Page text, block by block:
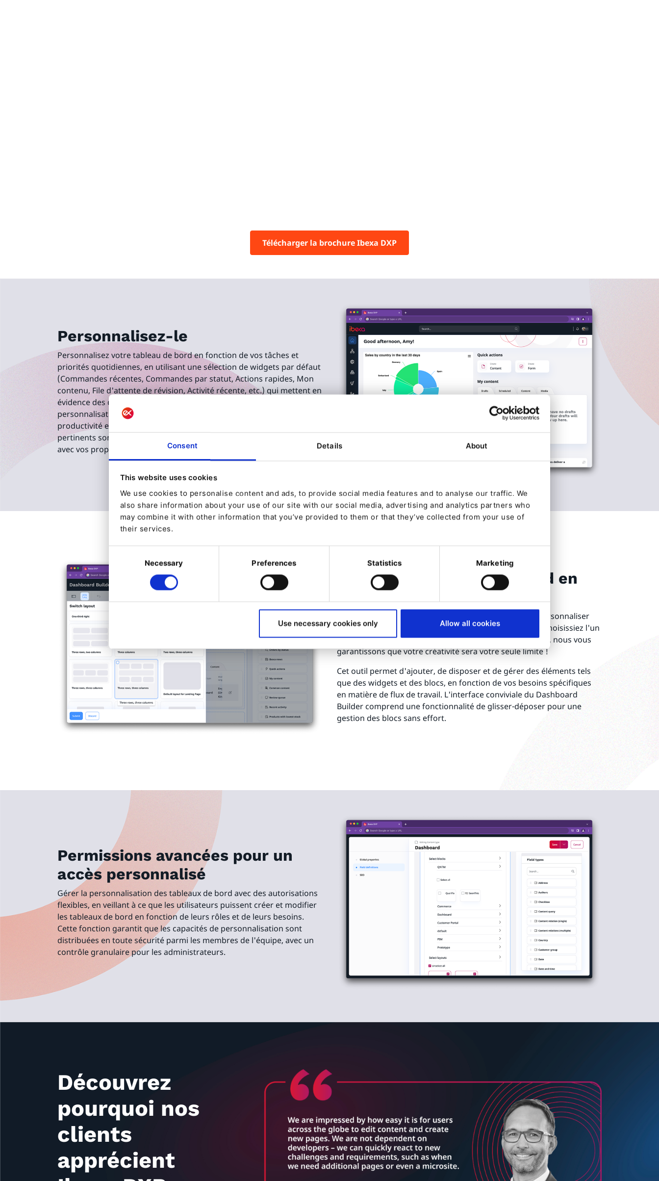
Consent Details About
This website uses cookies
We use cookies to personalise content and ads, to provide social media features and to analyse our traffic. We
also share information about your use of our site with our social media, advertising and analytics partners who
may combine it with other information that you’ve provided to them or that they’ve collected from your use of
their services.
Selection
Necessary Preferences Statistics Marketing
Use necessary cookies only Allow all cookies
Télécharger la brochure Ibexa DXP
Personnalisez-le
Personnalisez votre tableau de bord en fonction de vos tâches et
priorités quotidiennes, en utilisant une sélection de widgets par défaut
(Commandes récentes, Commandes par statut, Actions rapides, Mon
contenu, File d'attente de révision, Activité récente, etc.) qui mettent en
évidence des données et des informations cruciales. Ce niveau de
personnalisation est conçu pour améliorer la prise de décision et la
productivité en garantissant que les informations et les outils les plus
pertinents sont toujours à portée de main. Personnalisez davantage
avec vos propres règles d'entreprise.
Créez votre tableau de bord en
quelques minutes
Avec le constructeur de tableau de bord, vous pouvez personnaliser
votre espace de travail de manière complexe. Que vous choisissiez l'un
de nos blocs par défaut ou que vous construisiez le vôtre, nous vous
garantissons que votre créativité sera votre seule limite !
Cet outil permet d'ajouter, de disposer et de gérer des éléments tels
que des widgets et des blocs, en fonction de vos besoins spécifiques
en matière de flux de travail. L'interface conviviale du Dashboard
Builder comprend une fonctionnalité de glisser-déposer pour une
gestion des blocs sans effort.
Permissions avancées pour un
accès personnalisé
Gérer la personnalisation des tableaux de bord avec des autorisations
flexibles, en veillant à ce que les utilisateurs puissent créer et modifier
les tableaux de bord en fonction de leurs rôles et de leurs besoins.
Cette fonction garantit que les capacités de personnalisation sont
distribuées en toute sécurité parmi les membres de l'équipe, avec un
contrôle granulaire pour les administrateurs.
Découvrez
pourquoi nos
clients
apprécient